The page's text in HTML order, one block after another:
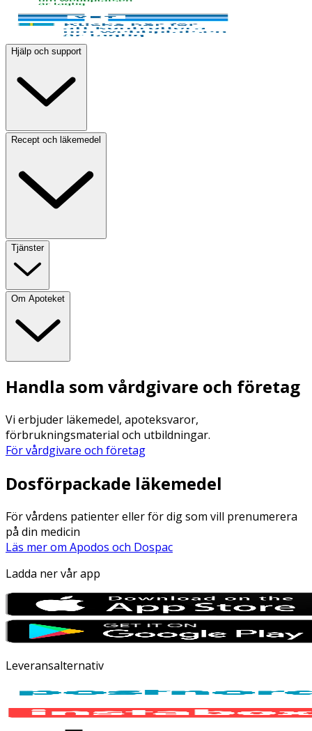
Hjälp och support
Recept och läkemedel
Tjänster
Om Apoteket
Handla som vårdgivare och företag
Vi erbjuder läkemedel, apoteksvaror,
förbrukningsmaterial och utbildningar.
För vårdgivare och företag
Dosförpackade läkemedel
För vårdens patienter eller för dig som vill prenumerera
på din medicin
Läs mer om Apodos och Dospac
Ladda ner vår app
Leveransalternativ